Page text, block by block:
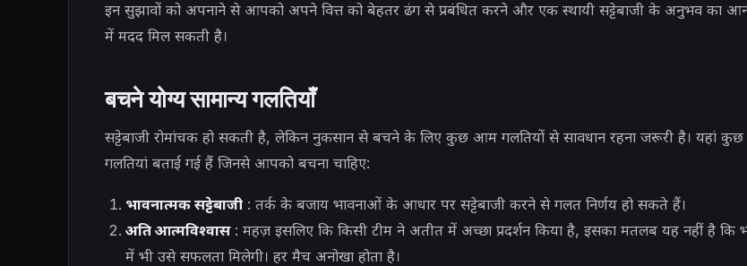
इन सुझावों को अपनाने से आपको अपने वित्त को बेहतर ढंग से प्रबंधित करने और एक स्थायी सट्टेबाजी के अनुभव का
में मदद मिल सकती है।
बचने योग्य सामान्य गलतियाँ
सट्टेबाजी रोमांचक हो सकती है, लेकिन नुकसान से बचने के लिए कुछ आम गलतियों से सावधान रहना जरूरी है। यहां कुछ
गलतियां बताई गई हैं जिनसे आपको बचना चाहिए:
भावनात्मक सट्टेबाजी: तर्क के बजाय भावनाओं के आधार पर सट्टेबाजी करने से गलत निर्णय हो सकते हैं।
अति आत्मविश्वास: महज़ इसलिए कि किसी टीम ने अतीत में अच्छा प्रदर्शन किया है, इसका मतलब यह नहीं है कि
में भी उसे सफलता मिलेगी। हर मैच अनोखा होता है।